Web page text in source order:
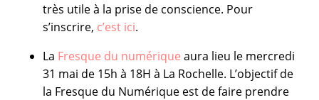
très utile à la prise de conscience. Pour
s’inscrire, c’est ici.
La Fresque du numérique aura lieu le mercredi
31 mai de 15h à 18H à La Rochelle. L’objectif de
la Fresque du Numérique est de faire prendre